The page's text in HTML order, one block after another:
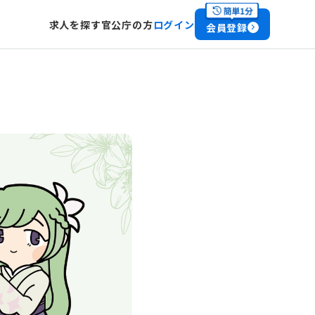
求人を探す官公庁の方ログイン 会員登録